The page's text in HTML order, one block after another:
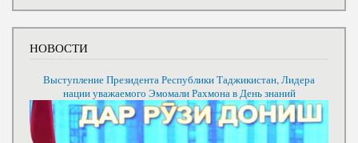
НОВОСТИ
Выступление Президента Республики Таджикистан, Лидера
нации уважаемого Эмомали Рахмона в День знаний